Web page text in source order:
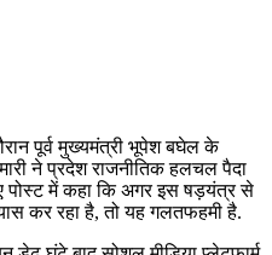
पूर्व मुख्यमंत्री भूपेश बघेल के
ने प्रदेश राजनीतिक हलचल पैदा
पोस्ट में कहा कि अगर इस षड़यंत्र से
कर रहा है, तो यह गलतफहमी है.